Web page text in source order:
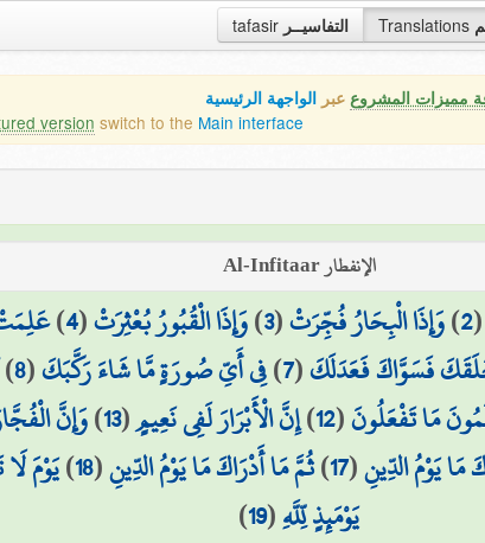
tafasir التفاسيــر Translations
مميزات المشروع عبر الواجهة الرئيسية
version switch to the Main interface
الإنفطار Al-Infitaar
2
)وَإِذَا الْبِحَارُ فُجِّرَتْ(
3
)وَإِذَا الْقُبُورُ بُعْثِرَتْ(
4
)
فَسَوَّاكَ فَعَدَلَكَ(
7
)فِي أَيِّ صُورَةٍ مَّا شَاءَ رَكَّبَكَ(
8
مَا تَفْعَلُونَ(
12
)إِنَّ الْأَبْرَارَ لَفِي نَعِيمٍ(
13
)وَإِنَّ
مَا يَوْمُ الدِّينِ(
17
)ثُمَّ مَا أَدْرَاكَ مَا يَوْمُ الدِّينِ(
18
)يَوْمَ
يَوْمَئِذٍ لِّلَّهِ(
19
)